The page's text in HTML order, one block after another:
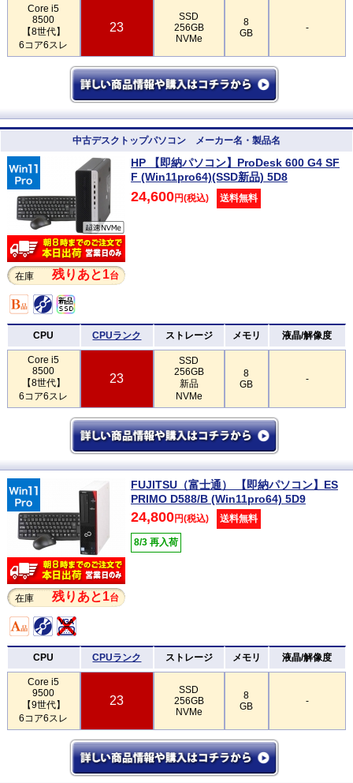
Core i5
8500
【8世代】
6コア6スレ
23
SSD
256GB
NVMe
8
GB
-
中古デスクトップパソコン メーカー名・製品名
在庫 残りあと1台
HP 【即納パソコン】ProDesk 600 G4 SF
F (Win11pro64)(SSD新品) 5D8
24,600円(税込) 送料無料
CPU CPUランク ストレージ メモリ 液晶/解像度
Core i5
8500
【8世代】
6コア6スレ
23
SSD
256GB
新品
NVMe
8
GB
-
在庫 残りあと1台
FUJITSU（富士通） 【即納パソコン】ES
PRIMO D588/B (Win11pro64) 5D9
24,800円(税込) 送料無料
8/3 再入荷
CPU CPUランク ストレージ メモリ 液晶/解像度
Core i5
9500
【9世代】
6コア6スレ
23
SSD
256GB
NVMe
8
GB
-